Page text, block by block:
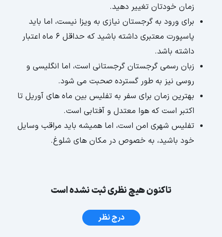
زمان خودتان تغییر دهید.
برای ورود به گرجستان نیازی به ویزا نیست، اما باید
پاسپورت معتبری داشته باشید که حداقل 6 ماه اعتبار
داشته باشد.
زبان رسمی گرجستان گرجستانی است، اما انگلیسی و
روسی نیز به طور گسترده صحبت می شود.
بهترین زمان برای سفر به تفلیس بین ماه های آوریل تا
اکتبر است که هوا معتدل و آفتابی است.
تفلیس شهری امن است، اما همیشه باید مراقب وسایل
خود باشید، به خصوص در مکان های شلوغ.
تاکنون هیچ نظری ثبت نشده است
درج نظر